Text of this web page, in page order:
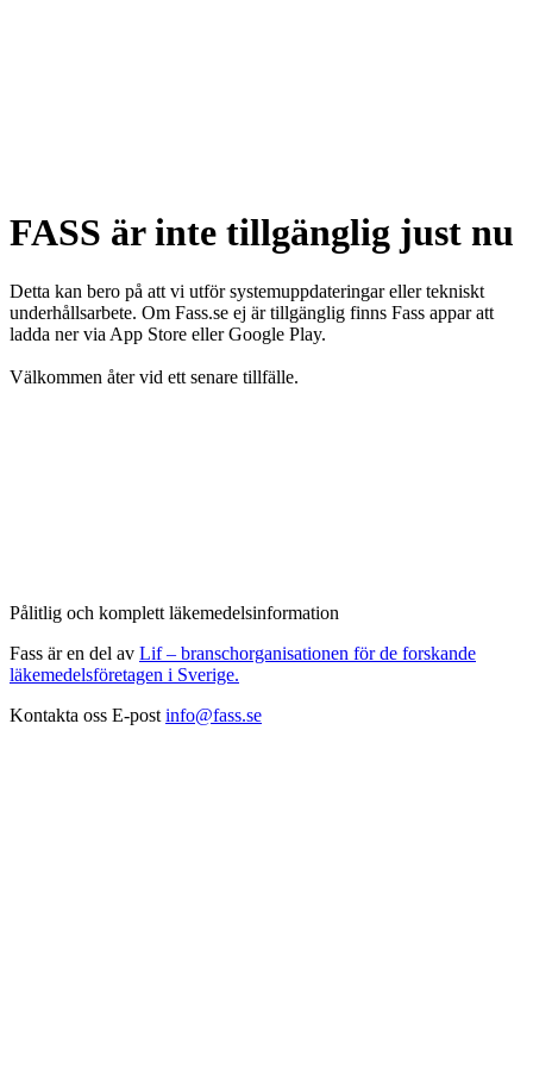
FASS är inte tillgänglig just nu
Detta kan bero på att vi utför systemuppdateringar eller tekniskt
underhållsarbete. Om Fass.se ej är tillgänglig finns Fass appar att
ladda ner via App Store eller Google Play.
Välkommen åter vid ett senare tillfälle.
Pålitlig och komplett läkemedelsinformation
Fass är en del av Lif – branschorganisationen för de forskande
läkemedelsföretagen i Sverige.
Kontakta oss E-post info@fass.se